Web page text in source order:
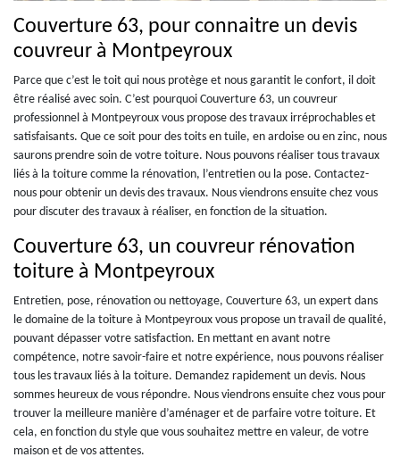
Couverture 63, pour connaitre un devis
couvreur à Montpeyroux
Parce que c’est le toit qui nous protège et nous garantit le confort, il doit
être réalisé avec soin. C’est pourquoi Couverture 63, un couvreur
professionnel à Montpeyroux vous propose des travaux irréprochables et
satisfaisants. Que ce soit pour des toits en tuile, en ardoise ou en zinc, nous
saurons prendre soin de votre toiture. Nous pouvons réaliser tous travaux
liés à la toiture comme la rénovation, l’entretien ou la pose. Contactez-
nous pour obtenir un devis des travaux. Nous viendrons ensuite chez vous
pour discuter des travaux à réaliser, en fonction de la situation.
Couverture 63, un couvreur rénovation
toiture à Montpeyroux
Entretien, pose, rénovation ou nettoyage, Couverture 63, un expert dans
le domaine de la toiture à Montpeyroux vous propose un travail de qualité,
pouvant dépasser votre satisfaction. En mettant en avant notre
compétence, notre savoir-faire et notre expérience, nous pouvons réaliser
tous les travaux liés à la toiture. Demandez rapidement un devis. Nous
sommes heureux de vous répondre. Nous viendrons ensuite chez vous pour
trouver la meilleure manière d’aménager et de parfaire votre toiture. Et
cela, en fonction du style que vous souhaitez mettre en valeur, de votre
maison et de vos attentes.